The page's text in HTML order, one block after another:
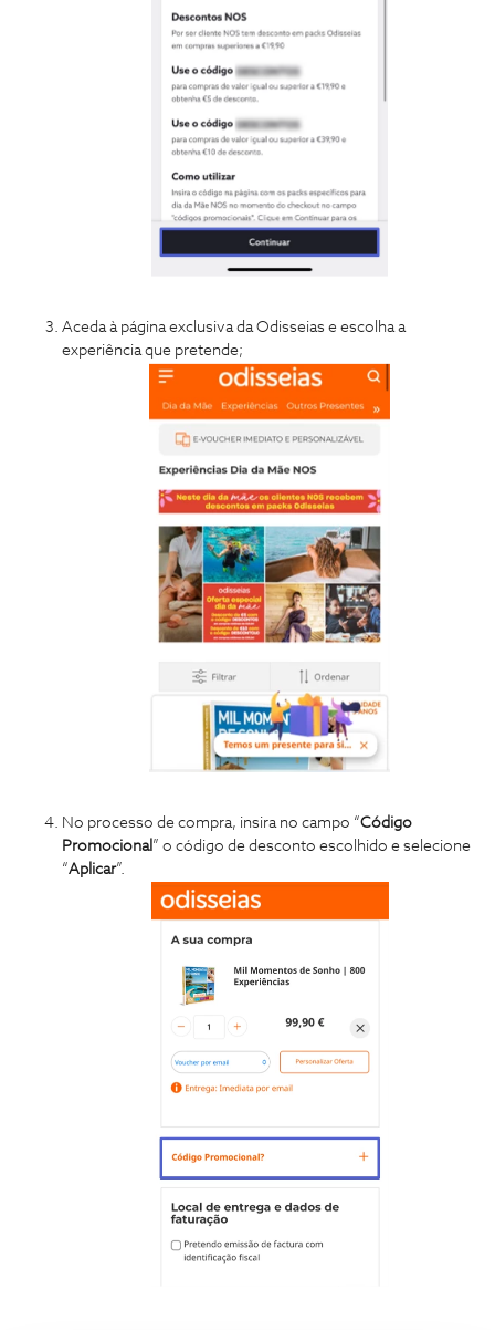
Aceda à página exclusiva da Odisseias e escolha a
experiência que pretende;
No processo de compra, insira no campo “Código
Promocional ” o código de desconto escolhido e selecione
“Aplicar”.